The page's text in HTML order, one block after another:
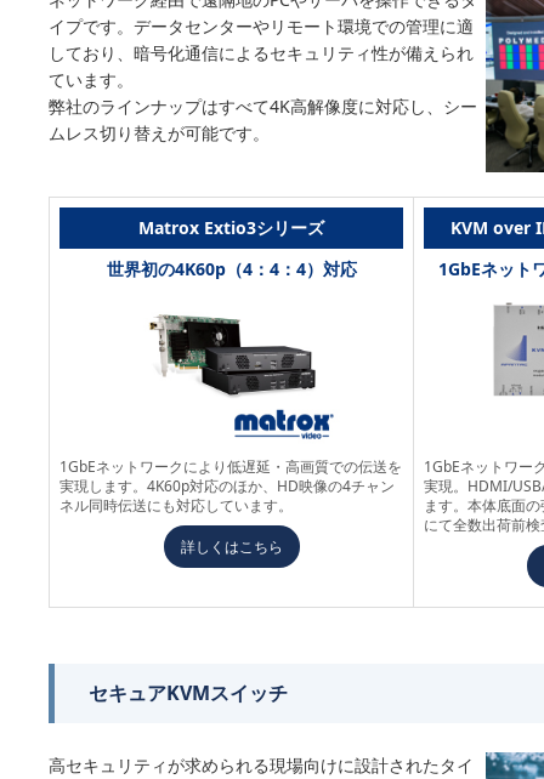
イプです。データセンターやリモート環境での管理に適
しており、暗号化通信によるセキュリティ性が備えられ
ています。
弊社のラインナップはすべて4K高解像度に対応し、シー
ムレス切り替えが可能です。
Matrox Extio3シリーズ
世界初の4K60p（4：4：4）対応
1GbEネットワークにより低遅延・高画質での伝送を
実現します。4K60p対応のほか、HD映像の4チャン
ネル同時伝送にも対応しています。
詳しくはこちら
KVM over
1GbEネット
1GbEネットワー
実現。HDMI/
ます。本体底面
にて全数出荷前
セキュアKVMスイッチ
高セキュリティが求められる現場向けに設計されたタイ